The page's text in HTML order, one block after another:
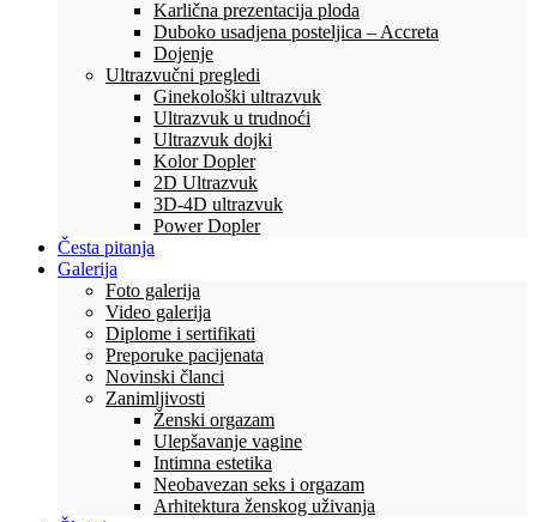
Karlična prezentacija ploda
Duboko usadjena posteljica – Accreta
Dojenje
Ultrazvučni pregledi
Ginekološki ultrazvuk
Ultrazvuk u trudnoći
Ultrazvuk dojki
Kolor Dopler
2D Ultrazvuk
3D-4D ultrazvuk
Power Dopler
Česta pitanja
Galerija
Foto galerija
Video galerija
Diplome i sertifikati
Preporuke pacijenata
Novinski članci
Zanimljivosti
Ženski orgazam
Ulepšavanje vagine
Intimna estetika
Neobavezan seks i orgazam
Arhitektura ženskog uživanja